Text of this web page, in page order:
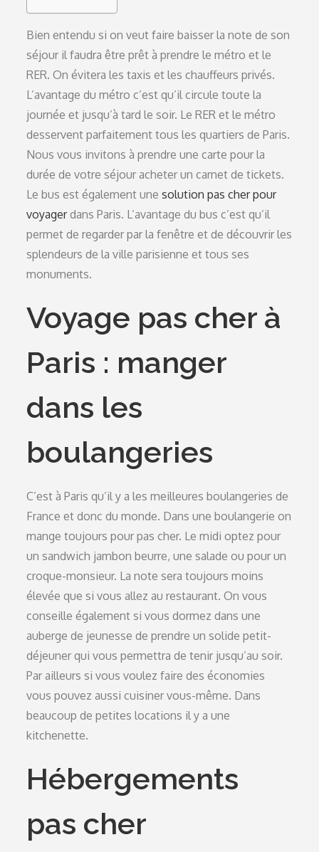
Bien entendu si on veut faire baisser la note de son
séjour il faudra être prêt à prendre le métro et le
RER. On évitera les taxis et les chauffeurs privés.
L’avantage du métro c’est qu’il circule toute la
journée et jusqu’à tard le soir. Le RER et le métro
desservent parfaitement tous les quartiers de Paris.
Nous vous invitons à prendre une carte pour la
durée de votre séjour acheter un carnet de tickets.
Le bus est également unesolution pas cher pour
voyagerdans Paris. L’avantage du bus c’est qu’il
permet de regarder par la fenêtre et de découvrir les
splendeurs de la ville parisienne et tous ses
monuments.
Voyage pas cher à
Paris : manger
dans les
boulangeries
C’est à Paris qu’il y a les meilleures boulangeries de
France et donc du monde. Dans une boulangerie on
mange toujours pour pas cher. Le midi optez pour
un sandwich jambon beurre, une salade ou pour un
croque-monsieur. La note sera toujours moins
élevée que si vous allez au restaurant. On vous
conseille également si vous dormez dans une
auberge de jeunesse de prendre un solide petit-
déjeuner qui vous permettra de tenir jusqu’au soir.
Par ailleurs si vous voulez faire des économies
vous pouvez aussi cuisiner vous-même. Dans
beaucoup de petites locations il y a une
kitchenette.
Hébergements
pas cher